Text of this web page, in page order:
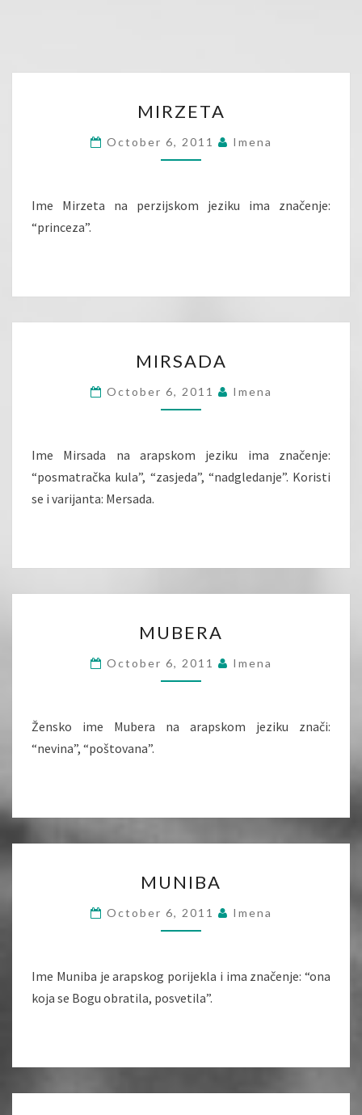
MIRZETA
October 6, 2011 Imena
Ime Mirzeta na perzijskom jeziku ima značenje:
“princeza”.
MIRSADA
October 6, 2011 Imena
Ime Mirsada na arapskom jeziku ima značenje:
“posmatračka kula”, “zasjeda”, “nadgledanje”. Koristi
se i varijanta: Mersada.
MUBERA
October 6, 2011 Imena
Žensko ime Mubera na arapskom jeziku znači:
“nevina”, “poštovana”.
MUNIBA
October 6, 2011 Imena
Ime Muniba je arapskog porijekla i ima značenje: “ona
koja se Bogu obratila, posvetila”.